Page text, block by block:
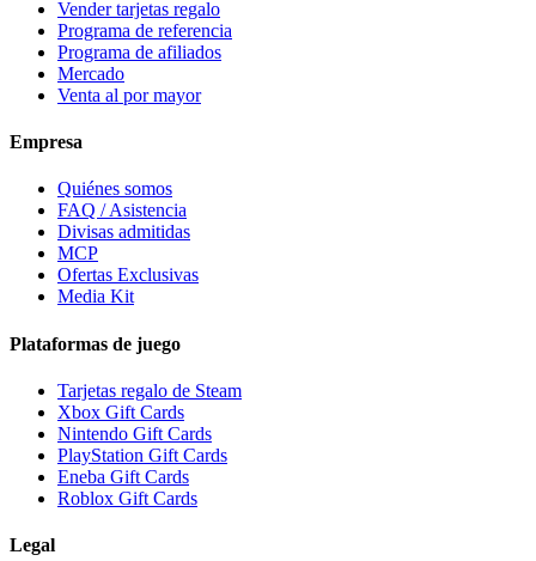
Vender tarjetas regalo
Programa de referencia
Programa de afiliados
Mercado
Venta al por mayor
Empresa
Quiénes somos
FAQ / Asistencia
Divisas admitidas
MCP
Ofertas Exclusivas
Media Kit
Plataformas de juego
Tarjetas regalo de Steam
Xbox Gift Cards
Nintendo Gift Cards
PlayStation Gift Cards
Eneba Gift Cards
Roblox Gift Cards
Legal